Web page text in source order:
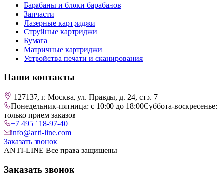
Барабаны и блоки барабанов
Запчасти
Лазерные картриджи
Струйные картриджи
Бумага
Матричные картриджи
Устройства печати и сканирования
Наши контакты
127137, г. Москва, ул. Правды, д. 24, стр. 7
Понедельник-пятница: с 10:00 до 18:00Суббота-воскресенье:
только прием заказов
+7 495 118-97-40
info@anti-line.com
Заказать звонок
ANTI-LINE Все права защищены
Заказать звонок